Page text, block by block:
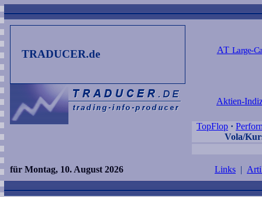
TRADUCER.de AT Large-
Aktien-
TopFlop ·
Vola/
für Montag, 10. August 2026 Links |